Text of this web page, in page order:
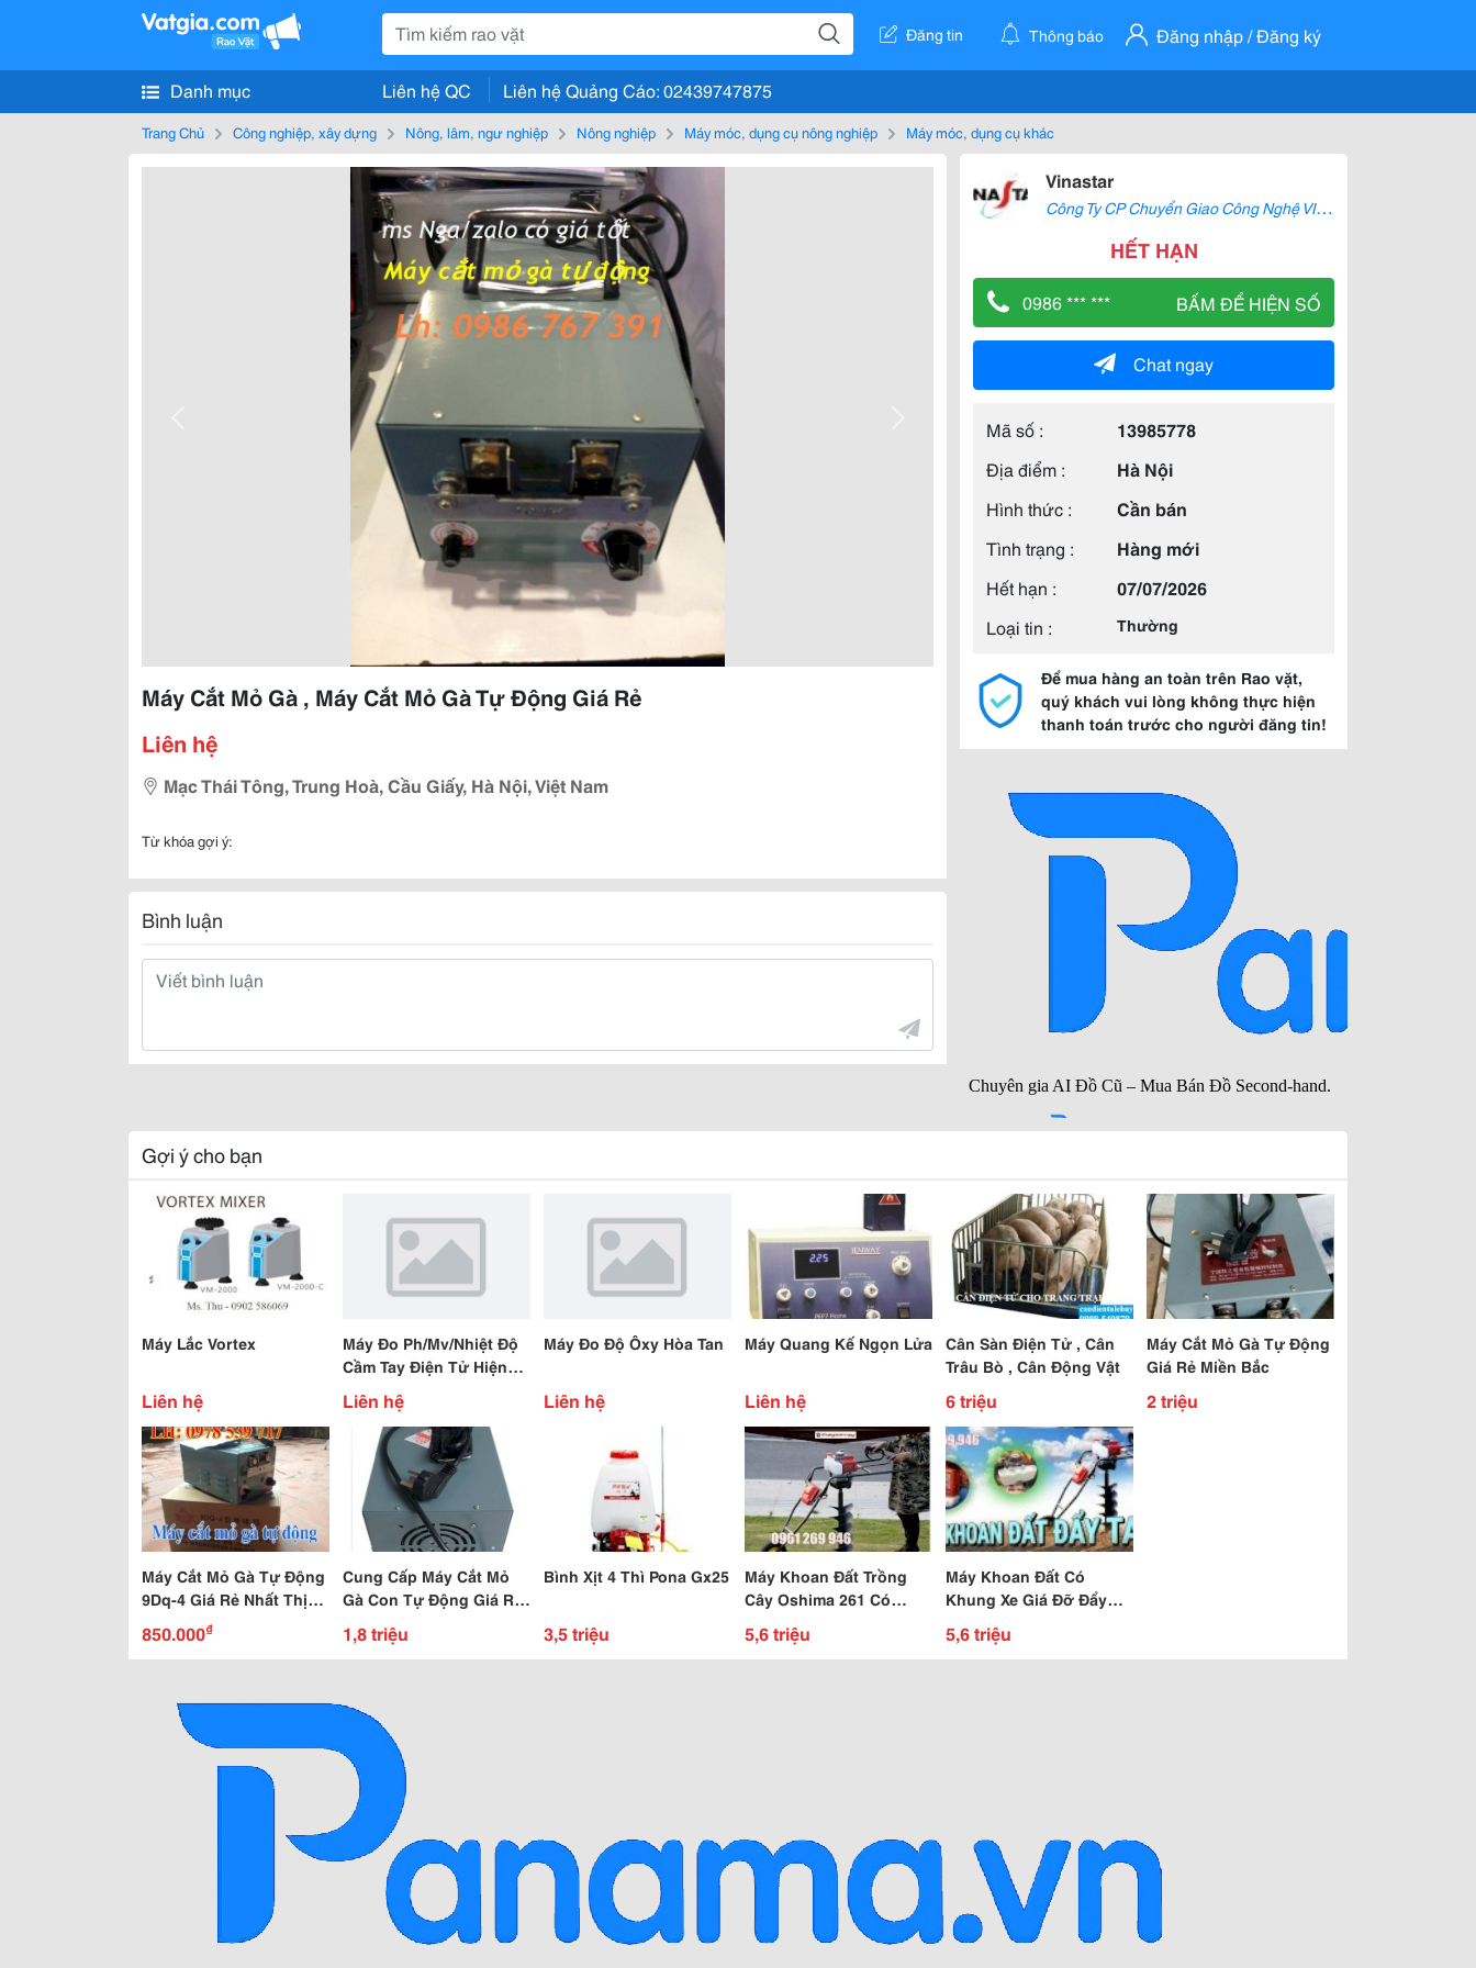
Đăng tin Thông báo Đăng nhập / Đăng ký
Danh mục Liên hệ QC Liên hệ Quảng Cáo: 02439747875
Trang Chủ Công nghiệp, xây dựng Nông, lâm, ngư nghiệp Nông nghiệp Máy móc, dụng cụ nông nghiệp Máy móc, dụng cụ khác
Máy Cắt Mỏ Gà , Máy Cắt Mỏ Gà Tự Động Giá Rẻ
Liên hệ
Mạc Thái Tông, Trung Hoà, Cầu Giấy, Hà Nội, Việt Nam
Từ khóa gợi ý:
Bình luận
Vinastar
C
ông Ty CP Chuyển Giao Công Nghệ VINASTAR
HẾT HẠN
0986 *** *** BẤM ĐỂ HIỆN SỐ
Chat ngay
Mã số :
13985778
Địa điểm :
Hà Nội
Hình thức :
Cần bán
Tình trạng :
Hàng mới
Hết hạn :
07/07/2026
Loại tin :
Thường
Để mua hàng an toàn trên Rao vặt,
quý khách vui lòng không thực hiện
thanh toán trước cho người đăng tin!
Gợi ý cho bạn
Máy Lắc Vortex
Liên hệ
Máy Đo Ph/Mv/Nhiệt Độ
Cầm Tay Điện Tử Hiện
Số
Liên hệ
Máy Đo Độ Ôxy Hòa Tan
Liên hệ
Máy Quang Kế Ngọn Lửa
Liên hệ
Cân Sàn Điện Tử , Cân
Trâu Bò , Cân Động Vật
6 triệu
Máy Cắt Mỏ Gà Tự Động
Giá Rẻ Miền Bắc
2 triệu
Máy Cắt Mỏ Gà Tự Động
9Dq-4 Giá Rẻ Nhất Thị
Trường
850.000₫
Cung Cấp Máy Cắt Mỏ
Gà Con Tự Động Giá Rẻ,
Vận Chuyển Toàn Quốc!
1,8 triệu
Bình Xịt 4 Thì Pona Gx25
3,5 triệu
Máy Khoan Đất Trồng
Cây Oshima 261 Có
Bánh Xe Di Chuyển
5,6 triệu
Máy Khoan Đất Có
Khung Xe Giá Đỡ Đẩy
Tay Mitsubishi Tb43 Giá
Rẻ Nhất
5,6 triệu